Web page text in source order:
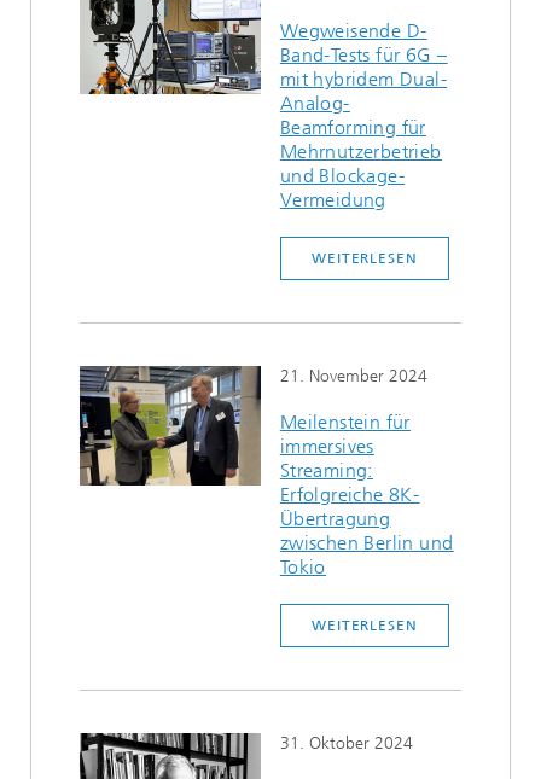
Wegweisende D-
Band-Tests für 6G –
mit hybridem Dual-
Analog-
Beamforming für
Mehrnutzerbetrieb
und Blockage-
Vermeidung
WEITERLESEN
21. November 2024
Meilenstein für
immersives
Streaming:
Erfolgreiche 8K-
Übertragung
zwischen Berlin und
Tokio
WEITERLESEN
31. Oktober 2024